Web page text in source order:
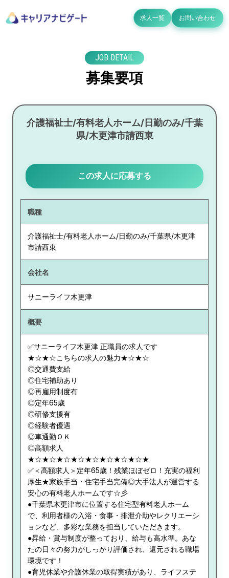
求人一覧 お問い合わせ
JOB DETAIL
募集要項
介護福祉士/有料老人ホーム/日勤のみ/千葉
県/木更津市請西東
この求人に応募する
職種
介護福祉士/有料老人ホーム/日勤のみ/千葉県/木更津
市請西東
会社名
サニーライフ木更津
概要
✅サニーライフ木更津 正職員の求人です
★☆★☆こちらの求人の魅力★☆★☆
◎交通費支給
◎住宅補助あり
◎再雇用制度有
◎定年65歳
◎研修支援有
◎経験者優遇
◎車通勤ＯＫ
◎高額求人
★☆★☆★☆★☆★☆★☆★☆★☆★
✅＜高額求人＞定年65歳！残業ほぼゼロ！充実の福利
厚生★家族手当・住宅手当完備◎大手法人が運営する
安心の有料老人ホームです☆彡
●千葉県木更津市に位置する住宅型有料老人ホーム
で、利用者様の入浴・食事・排泄介助やレクリエーシ
ョンなど、多彩な業務を担当していただきます。
●昇給・賞与制度が整っており、給与も高水準。あな
たの日々の努力がしっかり評価され、還元される職場
環境です！
●育児休業や介護休業の取得実績があり、ライフステ